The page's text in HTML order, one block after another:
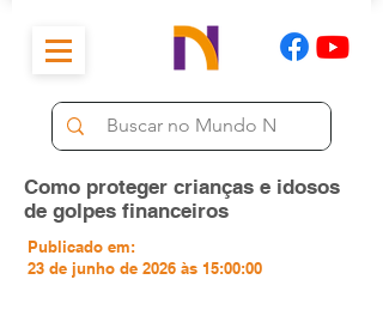
Como proteger crianças e idosos
de golpes financeiros
Publicado em:
23 de junho de 2026 às 15:00:00